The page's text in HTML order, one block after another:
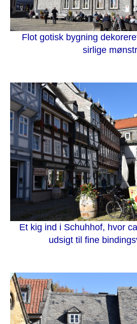
Flot gotisk bygning
sirlige
Et kig ind i Schuhhof, hvor
udsigt til fine